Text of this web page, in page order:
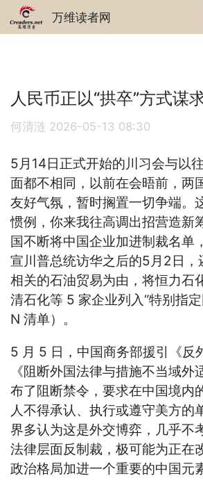
万维读者网
人民币正以“拱卒”方式谋
何清涟 2026-05-13 08:30
5月14日正式开始的川习会与以
面都不相同，以前在会晤前，两
友好气氛，暂时搁置一切争端。
惯例，你来我往高调出招营造新
国不断将中国企业加进制裁名单
宣川普总统访华之后的5月2日，
相关的石油贸易为由，将恒力石
清石化等 5 家企业列入“特别指
N 清单）。
5 月 5 日，中国商务部援引《反
《阻断外国法律与措施不当域外
布了阻断禁令，要求在中国境内
人不得承认、执行或遵守美方的
界多认为这是外交博弈，几乎不
法律层面反制裁，极可能为正在
政治格局加进一个重要的中国元